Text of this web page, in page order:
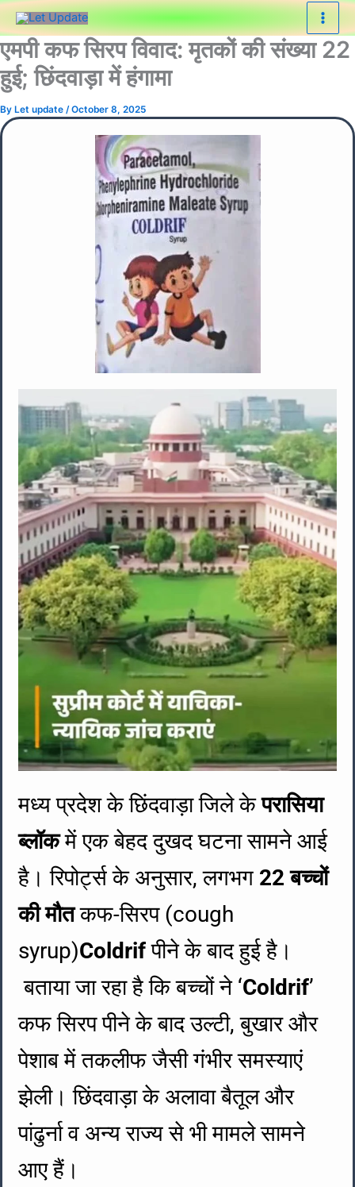
Skip
to
content
एमपी कफ सिरप विवाद: मृतकों की संख्या 22
हुई; छिंदवाड़ा में हंगामा
By Let update /October 8, 2025
मध्य प्रदेश के छिंदवाड़ा जिले केपरासिया
ब्लॉकमें एक बेहद दुखद घटना सामने आई
है। रिपोर्ट्स के अनुसार, लगभग 22 बच्चों
की मौतकफ-सिरप (cough
syrup)Coldrifपीने के बाद हुई है।
बताया जा रहा है कि बच्चों ने ‘Coldrif’
कफ सिरप पीने के बाद उल्टी, बुखार और
पेशाब में तकलीफ जैसी गंभीर समस्याएं
झेली। छिंदवाड़ा के अलावा बैतूल और
पांढुर्ना व अन्य राज्य से भी मामले सामने
आए हैं।